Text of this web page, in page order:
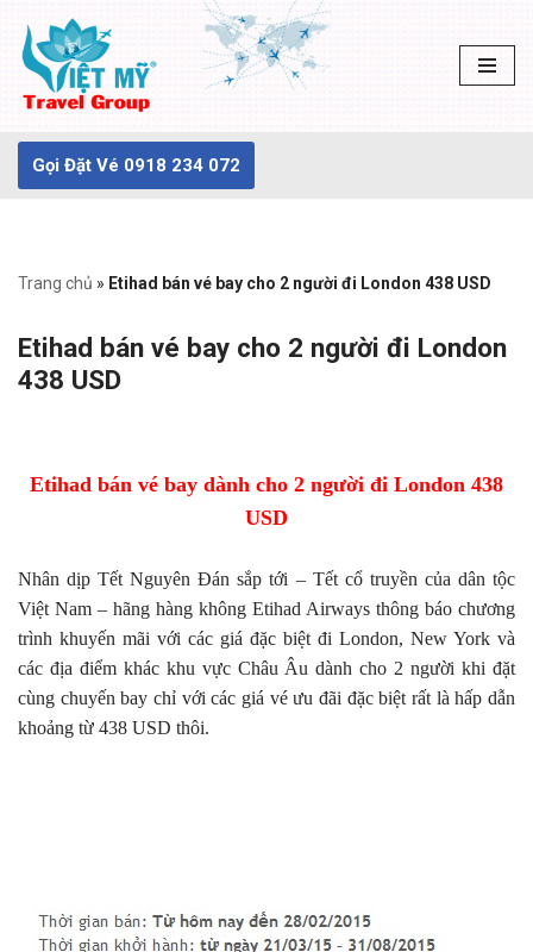
Chuyển
tới
dung
Gọi Đặt Vé 0918 234 072
Trang chủ » Etihad bán vé bay cho 2 người đi London 438 USD
Etihad bán vé bay cho 2 người đi London
438 USD
Etihad bán vé bay dành cho 2 người đi London 438
USD
Nhân dịp Tết Nguyên Đán sắp tới – Tết cổ truyền của dân tộc
Việt Nam – hãng hàng không Etihad Airways thông báo chương
trình khuyến mãi với các giá đặc biệt đi London, New York và
các địa điểm khác khu vực Châu Âu dành cho 2 người khi đặt
cùng chuyến bay chỉ với các giá vé ưu đãi đặc biệt rất là hấp dẫn
khoảng từ 438 USD thôi.